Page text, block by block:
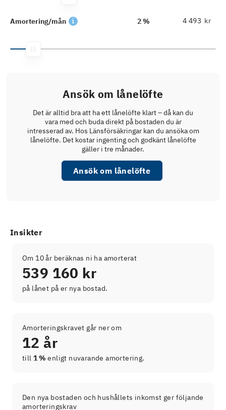
Amortering/mån 2 % kr
Ansök om lånelöfte
Det är alltid bra att ha ett lånelöfte klart – då kan du
vara med och buda direkt på bostaden du är
intresserad av. Hos Länsförsäkringar kan du ansöka om
lånelöfte. Det kostar ingenting och godkänt lånelöfte
gäller i tre månader.
Ansök om lånelöfte
Insikter
Om 10 år beräknas ni ha amorterat
539 160 kr
på lånet på er nya bostad.
Amorteringskravet går ner om
12 år
till 1 % enligt nuvarande amortering.
Den nya bostaden och hushållets inkomst ger följande
amorteringskrav